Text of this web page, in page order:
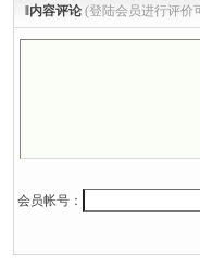
‖内容评论 (登陆会员进行评价
会员帐号：